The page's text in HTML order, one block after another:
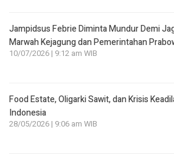
Jampidsus Febrie Diminta Mundur Demi
Marwah Kejagung dan Pemerintahan
10/07/2026 | 9:12 am WIB
Food Estate, Oligarki Sawit, dan Krisis
Indonesia
28/05/2026 | 9:06 am WIB